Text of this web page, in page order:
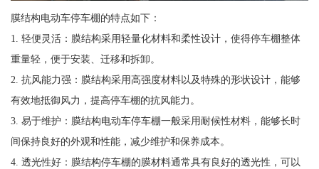
膜结构电动车停车棚的特点如下：
1. 轻便灵活：膜结构采用轻量化材料和柔性设计，使得停车棚整体
重量轻，便于安装、迁移和拆卸。
2. 抗风能力强：膜结构采用高强度材料以及特殊的形状设计，能够
有效地抵御风力，提高停车棚的抗风能力。
3. 易于维护：膜结构电动车停车棚一般采用耐候性材料，能够长时
间保持良好的外观和性能，减少维护和保养成本。
4. 透光性好：膜结构停车棚的膜材料通常具有良好的透光性，可以